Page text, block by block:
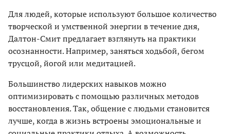
Для людей, которые используют большое количество
творческой и умственной энергии в течение дня,
Далтон-Смит предлагает взглянуть на практики
осознанности. Например, заняться ходьбой, бегом
трусцой, йогой или медитацией.
Большинство лидерских навыков можно
оптимизировать с помощью различных методов
восстановления. Так, общение с людьми становится
лучше, когда в жизнь встроены эмоциональные и